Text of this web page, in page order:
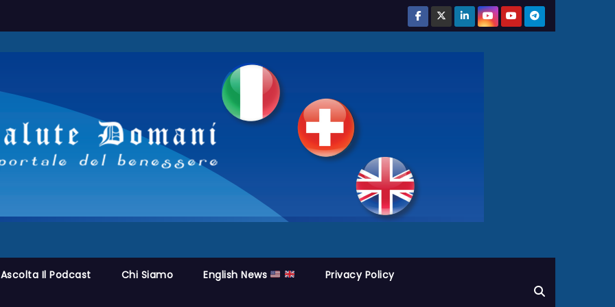
Ascolta Il Podcast Chi Siamo English News Privacy Policy